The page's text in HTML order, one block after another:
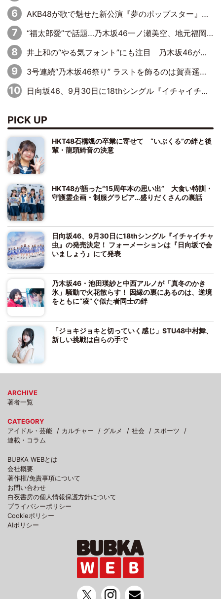
AKB48が歌で魅せた新公演『夢のポップスター』 初日から全身全霊のステージ
“福太郎愛”で話題…乃木坂46一ノ瀬美空、地元福岡『めんべい25周年トップサポーター』に就任
井上和の“やる気フォント”にも注目 乃木坂46が挑んだ書道パフォーマンスの舞台裏
3号連続“乃木坂46祭り” ラストを飾るのは賀喜遥香…5年ぶりの登場に「5年分大人になった私を見ていただけたら」
日向坂46、9月30日に18thシングル『イチャイチャ虫』の発売決定！ フォーメーションは『日向坂で会いましょう』にて発表
PICK UP
HKT48石橋颯の卒業に寄せて “いぶくる”の絆と後
輩・龍頭綺音の決意
HKT48が語った“15周年本の思い出” 大食い特訓・
守護霊企画・制服グラビア…盛りだくさんの裏話
日向坂46、9月30日に18thシングル『イチャイチャ
虫』の発売決定！ フォーメーションは『日向坂で会
いましょう』にて発表
乃木坂46・池田瑛紗と中西アルノが「真冬のかき
氷」騒動で火花散らす！ 因縁の裏にあるのは、逆境
をともに“凌”ぐ似た者同士の絆
「ジョキジョキと切っていく感じ」STU48中村舞、
新しい挑戦は自らの手で
ARCHIVE
著者一覧
CATEGORY
アイドル・芸能
カルチャー グルメ 社会
スポーツ
連載・コラム
BUBKA WEBとは
会社概要
著作権/免責事項について
お問い合わせ
白夜書房の個人情報保護方針について
プライバシーポリシー
Cookieポリシー
AIポリシー